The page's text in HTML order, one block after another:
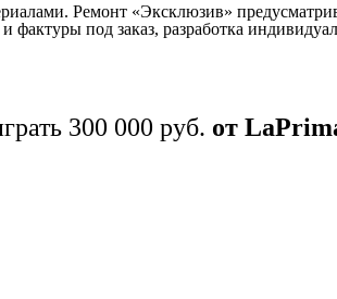
Ремонт «Эксклюзив»
фактуры под заказ, разработка
300 000 руб. от